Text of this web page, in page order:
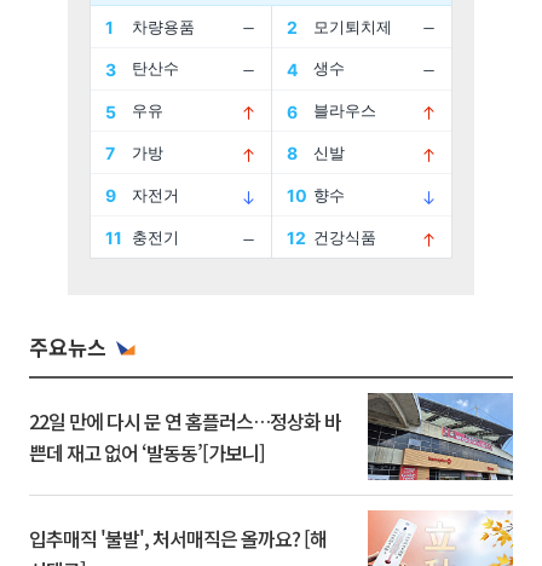
주요뉴스
22일 만에 다시 문 연 홈플러스…정상화 바
쁜데 재고 없어 ‘발동동’[가보니]
입추매직 '불발', 처서매직은 올까요? [해